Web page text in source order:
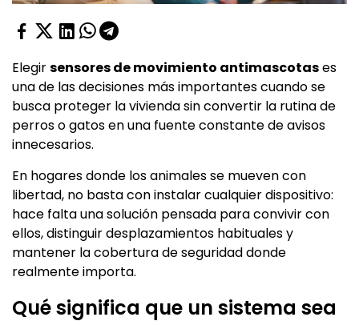
Elegirsensores de movimiento antimascotases
una de las decisiones más importantes cuando se
busca proteger la vivienda sin convertir la rutina de
perros o gatos en una fuente constante de avisos
innecesarios.
En hogares donde los animales se mueven con
libertad, no basta con instalar cualquier dispositivo:
hace falta una solución pensada para convivir con
ellos, distinguir desplazamientos habituales y
mantener la cobertura de seguridad donde
realmente importa.
Qué significa que un sistema sea